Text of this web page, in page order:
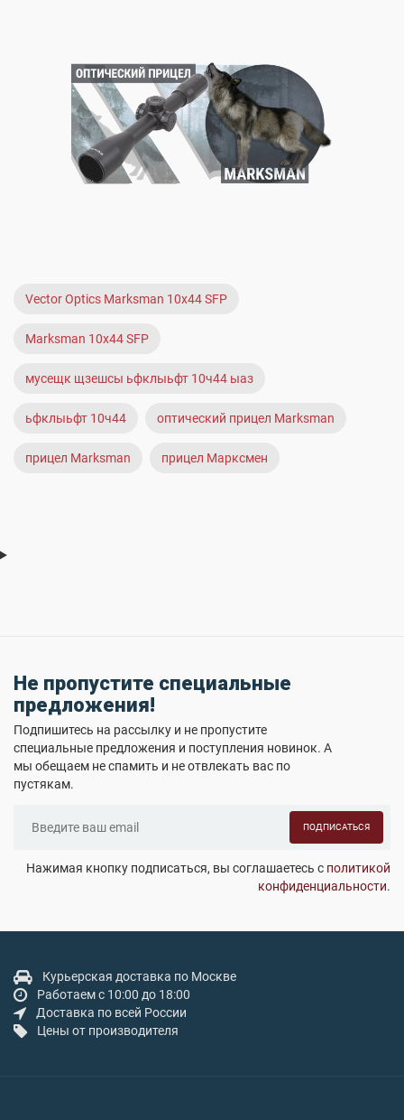
Vector Optics Marksman 10x44 SFP
Marksman 10x44 SFP
мусещк щзешсы ьфклыьфт 10ч44 ыаз
ьфклыьфт 10ч44 оптический прицел Marksman
прицел Marksman прицел Марксмен
Не пропустите специальные
предложения!
Подпишитесь на рассылку и не пропустите
специальные предложения и поступления новинок. А
мы обещаем не спамить и не отвлекать вас по
пустякам.
ПОДПИСАТЬСЯ
Нажимая кнопку подписаться, вы соглашаетесь с политикой
конфиденциальности.
Курьерская доставка по Москве
Работаем с 10:00 до 18:00
Доставка по всей России
Цены от производителя